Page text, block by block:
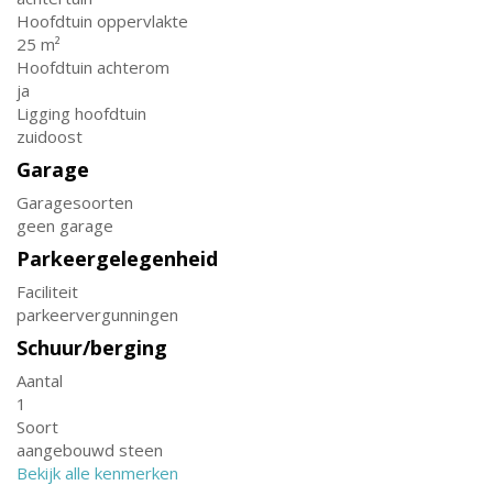
Hoofdtuin oppervlakte
25 m²
Hoofdtuin achterom
ja
Ligging hoofdtuin
zuidoost
Garage
Garagesoorten
geen garage
Parkeergelegenheid
Faciliteit
parkeervergunningen
Schuur/berging
Aantal
1
Soort
aangebouwd steen
Bekijk alle kenmerken